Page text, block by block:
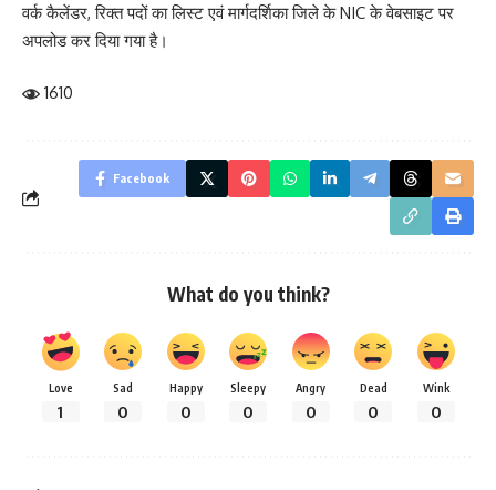
वर्क कैलेंडर, रिक्त पदों का लिस्ट एवं मार्गदर्शिका जिले के NIC के वेबसाइट पर
अपलोड कर दिया गया है।
1610
Facebook
What do you think?
Love
1
Sad
0
Happy
0
Sleepy
0
Angry
0
Dead
0
Wink
0